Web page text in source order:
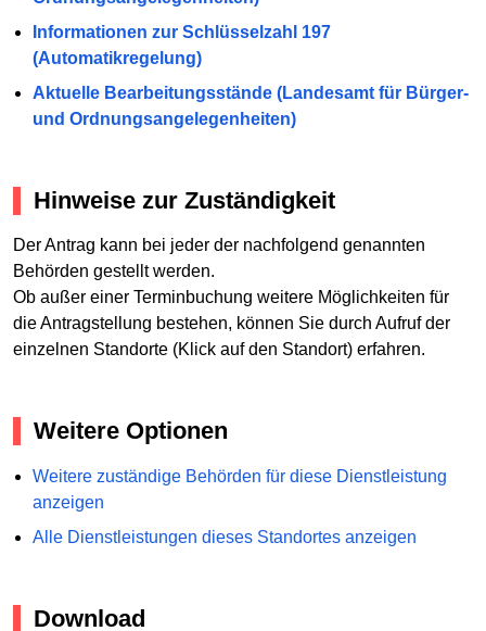
Informationen zur Schlüsselzahl 197
(Automatikregelung)
Aktuelle Bearbeitungsstände (Landesamt für Bürger-
und Ordnungsangelegenheiten)
Hinweise zur Zuständigkeit
Der Antrag kann bei jeder der nachfolgend genannten
Behörden gestellt werden.
Ob außer einer Terminbuchung weitere Möglichkeiten für
die Antragstellung bestehen, können Sie durch Aufruf der
einzelnen Standorte (Klick auf den Standort) erfahren.
Weitere Optionen
Weitere zuständige Behörden für diese Dienstleistung
anzeigen
Alle Dienstleistungen dieses Standortes anzeigen
Download